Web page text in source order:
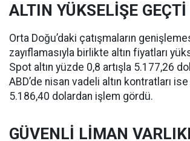
ALTIN YÜKSELİŞE GEÇTİ
Orta Doğu’daki çatışmaların
zayıflamasıyla birlikte altın fiyatları
Spot altın yüzde 0,8 artışla 5.177,26
ABD’de nisan vadeli altın kontratları
5.186,40 dolardan işlem gördü.
GÜVENLİ LİMAN